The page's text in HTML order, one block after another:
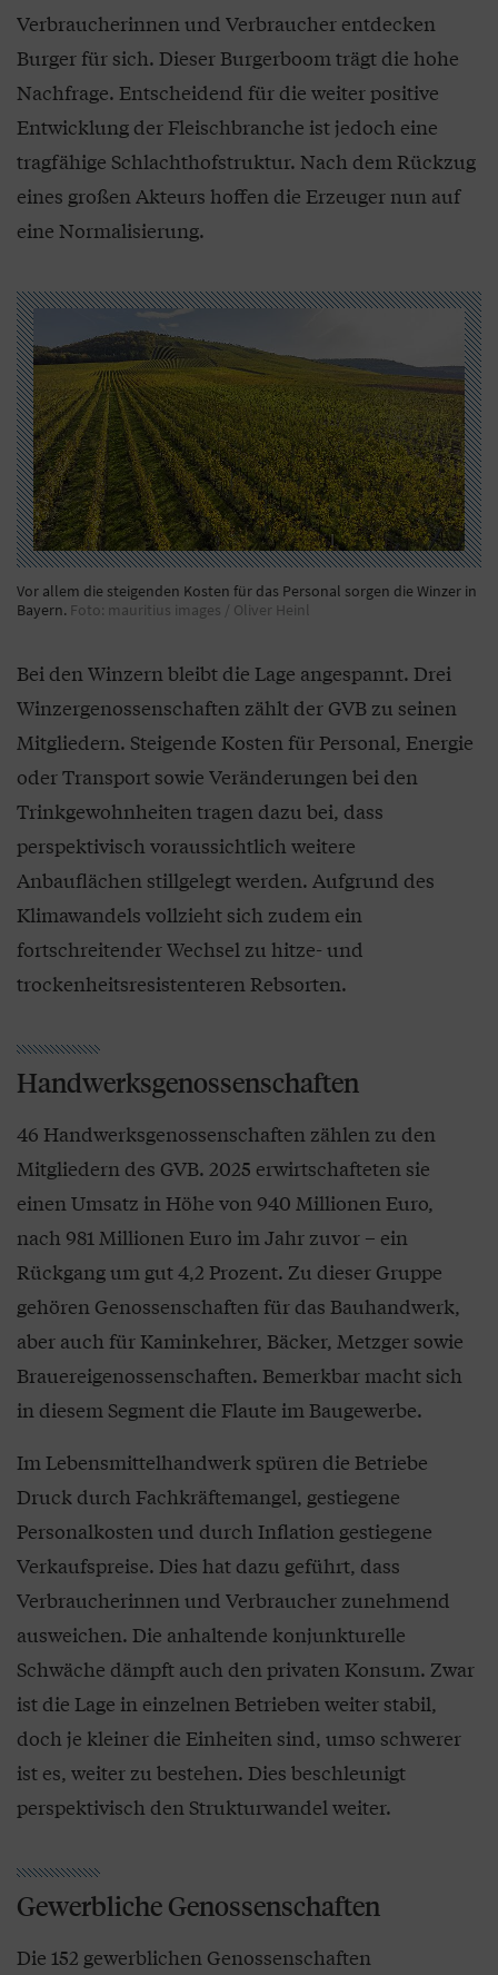
Verbraucherinnen und Verbraucher entdecken
Burger für sich. Dieser Burgerboom trägt die hohe
Nachfrage. Entscheidend für die weiter positive
Entwicklung der Fleischbranche ist jedoch eine
tragfähige Schlachthofstruktur. Nach dem Rückzug
eines großen Akteurs hoffen die Erzeuger nun auf
eine Normalisierung.
Vor allem die steigenden Kosten für das Personal sorgen die Winzer in
Bayern. Foto: mauritius images / Oliver Heinl
Bei den Winzern bleibt die Lage angespannt. Drei
Winzergenossenschaften zählt der GVB zu seinen
Mitgliedern. Steigende Kosten für Personal, Energie
oder Transport sowie Veränderungen bei den
Trinkgewohnheiten tragen dazu bei, dass
perspektivisch voraussichtlich weitere
Anbauflächen stillgelegt werden. Aufgrund des
Klimawandels vollzieht sich zudem ein
fortschreitender Wechsel zu hitze- und
trockenheitsresistenteren Rebsorten.
Handwerksgenossenschaften
46 Handwerksgenossenschaften zählen zu den
Mitgliedern des GVB. 2025 erwirtschafteten sie
einen Umsatz in Höhe von 940 Millionen Euro,
nach 981 Millionen Euro im Jahr zuvor – ein
Rückgang um gut 4,2 Prozent. Zu dieser Gruppe
gehören Genossenschaften für das Bauhandwerk,
aber auch für Kaminkehrer, Bäcker, Metzger sowie
Brauereigenossenschaften. Bemerkbar macht sich
in diesem Segment die Flaute im Baugewerbe.
Im Lebensmittelhandwerk spüren die Betriebe
Druck durch Fachkräftemangel, gestiegene
Personalkosten und durch Inflation gestiegene
Verkaufspreise. Dies hat dazu geführt, dass
Verbraucherinnen und Verbraucher zunehmend
ausweichen. Die anhaltende konjunkturelle
Schwäche dämpft auch den privaten Konsum. Zwar
ist die Lage in einzelnen Betrieben weiter stabil,
doch je kleiner die Einheiten sind, umso schwerer
ist es, weiter zu bestehen. Dies beschleunigt
perspektivisch den Strukturwandel weiter.
Gewerbliche Genossenschaften
Die 152 gewerblichen Genossenschaften